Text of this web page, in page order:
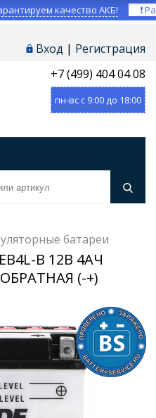
качество АКБ! ❗
Вход | Регистрация
+7 (499) 404 04 08
пн-вс с 9:00 до 18:00
батареи
B 12В 4АЧ
(-+)